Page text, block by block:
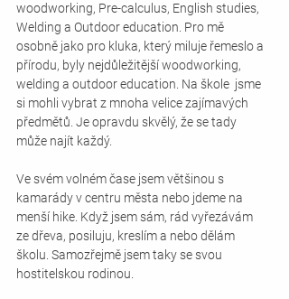
woodworking, Pre-calculus, English studies,
Welding a Outdoor education. Pro mě
osobně jako pro kluka, který miluje řemeslo a
přírodu, byly nejdůležitější woodworking,
welding a outdoor education. Na škole  jsme
si mohli vybrat z mnoha velice zajímavých
předmětů. Je opravdu skvělý, že se tady
může najít každý.
Ve svém volném čase jsem většinou s
kamarády v centru města nebo jdeme na
menší hike. Když jsem sám, rád vyřezávám
ze dřeva, posiluju, kreslím a nebo dělám
školu. Samozřejmě jsem taky se svou
hostitelskou rodinou.